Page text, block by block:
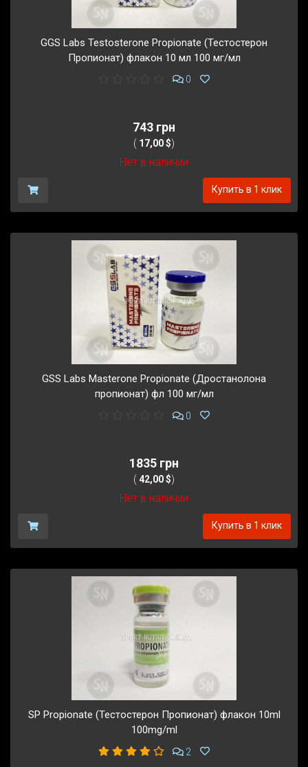
GGS Labs Testosterone Propionate (Тестостерон
Пропионат) флакон 10 мл 100 мг/мл
0
743 грн
( 17,00 $)
Нет в наличии
Купить в 1 клик
GSS Labs Masterone Propionate (Дростанолона
пропионат) фл 100 мг/мл
0
1835 грн
( 42,00 $)
Нет в наличии
Купить в 1 клик
SP Propionate (Тестостерон Пропионат) флакон 10ml
100mg/ml
2